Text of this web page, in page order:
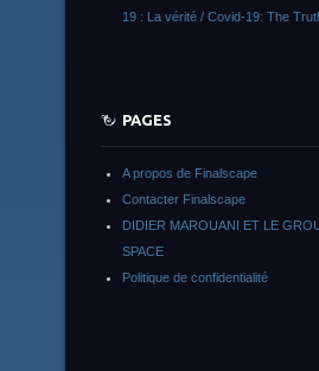
19 : La vérité / Covid-19: The
PAGES
A propos de Finalscape
Contacter Finalscape
DIDIER MAROUANI ET LE
SPACE
Politique de confidentialité